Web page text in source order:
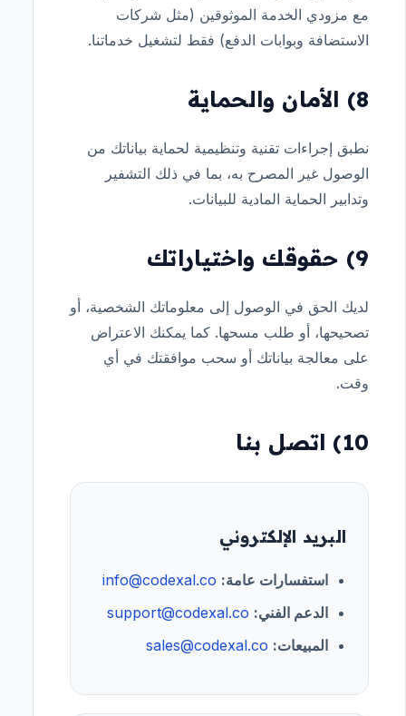
مع مزودي الخدمة الموثوقين (مثل شركات
الاستضافة وبوابات الدفع) فقط لتشغيل خدماتنا.
8) الأمان والحماية
نطبق إجراءات تقنية وتنظيمية لحماية بياناتك من
الوصول غير المصرح به، بما في ذلك التشفير
وتدابير الحماية المادية للبيانات.
9) حقوقك واختياراتك
لديك الحق في الوصول إلى معلوماتك الشخصية، أو
تصحيحها، أو طلب مسحها. كما يمكنك الاعتراض
على معالجة بياناتك أو سحب موافقتك في أي
وقت.
10) اتصل بنا
البريد الإلكتروني
استفسارات عامة: info@codexal.co
الدعم الفني: support@codexal.co
المبيعات: sales@codexal.co